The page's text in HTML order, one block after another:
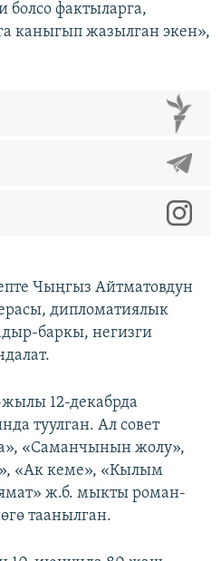
болсо фактыларга,
каныгып жазылган экен»,
Чыңгыз Айтматовдун
дипломатиялык
баркы, негизги
12-декабрда
туулган. Ал совет
«Саманчынын жолу»,
«Ак кеме», «Кылым
ж.б. мыкты роман-
таанылган.